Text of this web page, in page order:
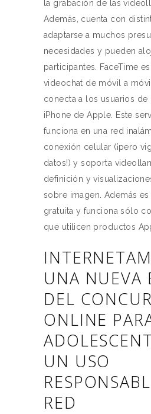
la grabación de las
Además, cuenta con
adaptarse a muchos
necesidades y pueden
participantes. FaceTime
videochat de móvil a
conecta a los usuarios de
iPhone de Apple. Este
funciona en una red
conexión celular (¡pero
datos!) y soporta
definición y
sobre imagen. Además
gratuita y funciona sólo
que utilicen productos
UNA NUEVA
DEL
ONLINE
UN USO
RED